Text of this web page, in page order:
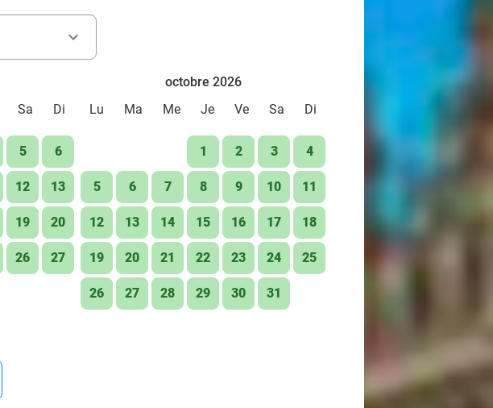
Sa Di
5 6
12 13
19 20
26 27
octobre 2026
Lu
Ma Me Je Ve Sa Di
1 2 3 4
5 6 7 8 9 10 11
12 13 14 15 16 17 18
19 20 21 22 23 24 25
26 27 28 29 30 31